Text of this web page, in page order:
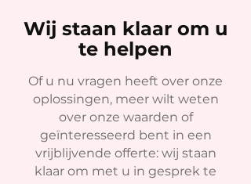
Wij staan klaar om u
te helpen
Of u nu vragen heeft over onze
oplossingen, meer wilt weten
over onze waarden of
geïnteresseerd bent in een
vrijblijvende offerte: wij staan
klaar om met u in gesprek te